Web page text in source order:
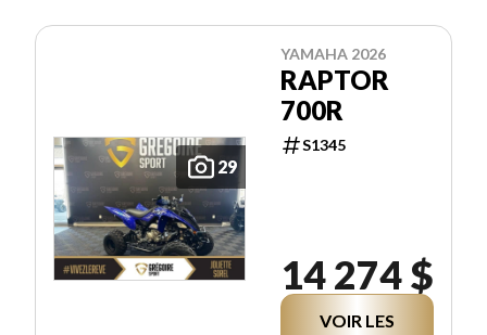
29
YAMAHA 2026
RAPTOR
700R
S1345
14 274 $
VOIR LES